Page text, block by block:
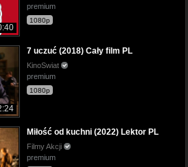
premium
1080p
7 uczuć (2018) Cały film PL
KinoSwiat
premium
1080p
Miłość od kuchni (2022) Lektor PL
Filmy Akcji
premium